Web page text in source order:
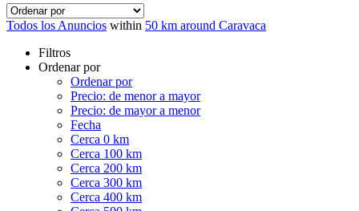
Todos los Anuncios within 50 km around Caravaca
Filtros
Ordenar por
Ordenar por
Precio: de menor a mayor
Precio: de mayor a menor
Fecha
Cerca 0 km
Cerca 100 km
Cerca 200 km
Cerca 300 km
Cerca 400 km